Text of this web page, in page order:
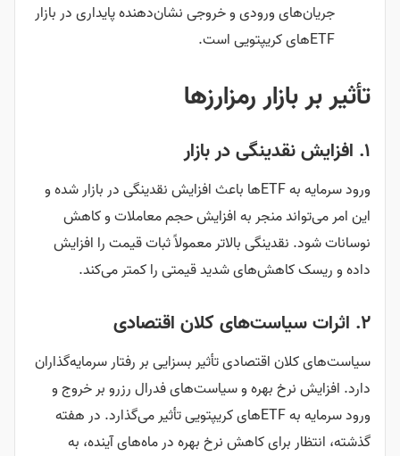
جریان‌های ورودی و خروجی نشان‌دهنده پایداری در بازار
ETFهای کریپتویی است.
تأثیر بر بازار رمزارزها
۱. افزایش نقدینگی در بازار
ورود سرمایه به ETFها باعث افزایش نقدینگی در بازار شده و
این امر می‌تواند منجر به افزایش حجم معاملات و کاهش
نوسانات شود. نقدینگی بالاتر معمولاً ثبات قیمت را افزایش
داده و ریسک کاهش‌های شدید قیمتی را کمتر می‌کند.
۲. اثرات سیاست‌های کلان اقتصادی
سیاست‌های کلان اقتصادی تأثیر بسزایی بر رفتار سرمایه‌گذاران
دارد. افزایش نرخ بهره و سیاست‌های فدرال رزرو بر خروج و
ورود سرمایه به ETFهای کریپتویی تأثیر می‌گذارد. در هفته
گذشته، انتظار برای کاهش نرخ بهره در ماه‌های آینده، به